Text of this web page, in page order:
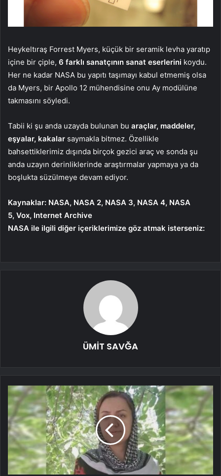
Heykeltıraş Forrest Myers, küçük bir seramik levha yaratıp
içine bir çiple, 6 farklı sanatçının sanat eserlerini koydu.
Her ne kadar NASA bu yapıtı taşımayı kabul etmemiş olsa
da Myers, bir Apollo 12 mühendisine onu Ay modülüne
takmasını söyledi.
Tabii ki şu anda uzayda bulunan bu araçlar, maddeler,
eşyalar, kakalar saymakla bitmez. Özellikle
bahsettiklerimiz dışında birçok gezici araç ve sonda şu
anda uzayın derinliklerinde araştırmalar yapmaya ya da
boşlukta süzülmeye devam ediyor.
Kaynaklar: NASA, NASA 2, NASA 3, NASA 4, NASA
5, Vox, Internet Archive
NASA ile ilgili diğer içeriklerimize göz atmak isterseniz:
ÜMİT SAVĞA